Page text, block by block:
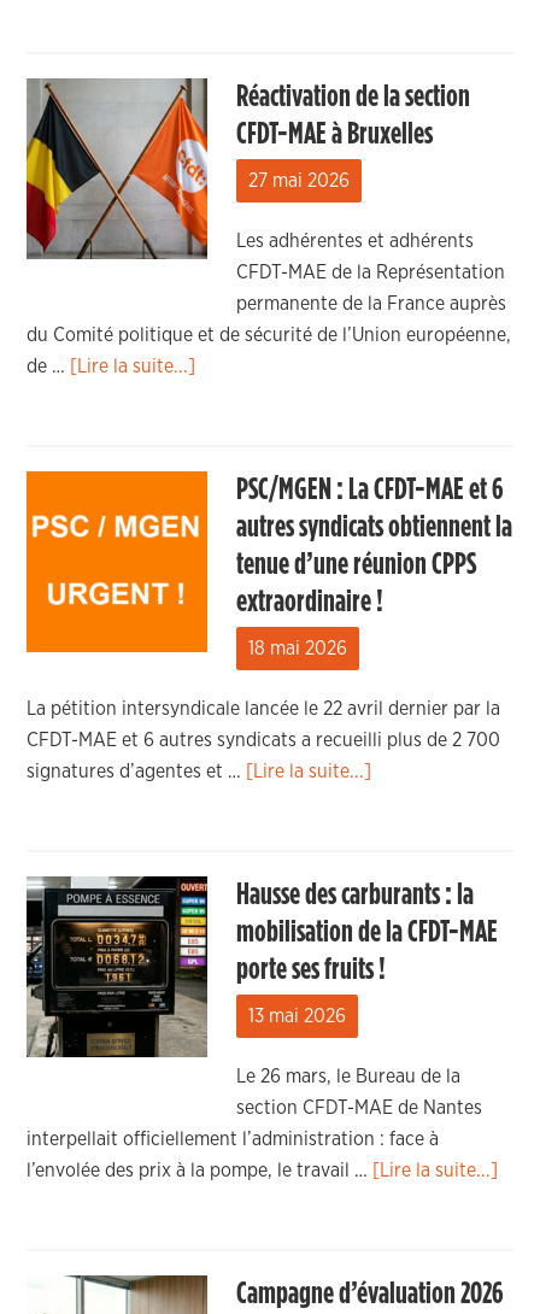
Réactivation de la section
CFDT-MAE à Bruxelles
27 mai 2026
Les adhérentes et adhérents
CFDT-MAE de la Représentation
permanente de la France auprès
du Comité politique et de sécurité de l’Union européenne,
de …
[Lire la suite...]
PSC/MGEN : La CFDT-MAE et 6
autres syndicats obtiennent la
tenue d’une réunion CPPS
extraordinaire !
18 mai 2026
La pétition intersyndicale lancée le 22 avril dernier par la
CFDT-MAE et 6 autres syndicats a recueilli plus de 2 700
signatures d’agentes et …
[Lire la suite...]
Hausse des carburants : la
mobilisation de la CFDT-MAE
porte ses fruits !
13 mai 2026
Le 26 mars, le Bureau de la
section CFDT-MAE de Nantes
interpellait officiellement l’administration : face à
l’envolée des prix à la pompe, le travail …
[Lire la suite...]
Campagne d’évaluation 2026